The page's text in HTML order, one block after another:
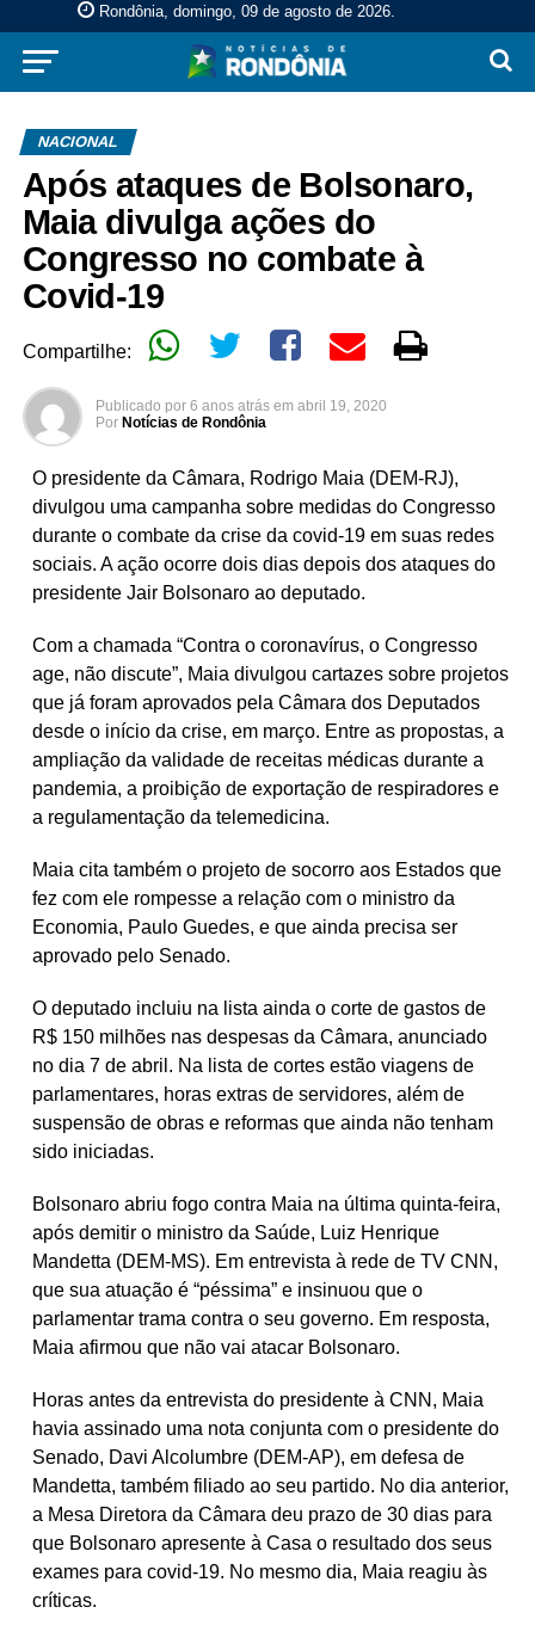
Rondônia, domingo, 09 de agosto de 2026.
NACIONAL
Após ataques de Bolsonaro,
Maia divulga ações do
Congresso no combate à
Covid-19
Compartilhe:
Publicado por 6 anos atrás em abril 19, 2020
Por Notícias de Rondônia
O presidente da Câmara, Rodrigo Maia (DEM-RJ),
divulgou uma campanha sobre medidas do Congresso
durante o combate da crise da covid-19 em suas redes
sociais. A ação ocorre dois dias depois dos ataques do
presidente Jair Bolsonaro ao deputado.
Com a chamada “Contra o coronavírus, o Congresso
age, não discute”, Maia divulgou cartazes sobre projetos
que já foram aprovados pela Câmara dos Deputados
desde o início da crise, em março. Entre as propostas, a
ampliação da validade de receitas médicas durante a
pandemia, a proibição de exportação de respiradores e
a regulamentação da telemedicina.
Maia cita também o projeto de socorro aos Estados que
fez com ele rompesse a relação com o ministro da
Economia, Paulo Guedes, e que ainda precisa ser
aprovado pelo Senado.
O deputado incluiu na lista ainda o corte de gastos de
R$ 150 milhões nas despesas da Câmara, anunciado
no dia 7 de abril. Na lista de cortes estão viagens de
parlamentares, horas extras de servidores, além de
suspensão de obras e reformas que ainda não tenham
sido iniciadas.
Bolsonaro abriu fogo contra Maia na última quinta-feira,
após demitir o ministro da Saúde, Luiz Henrique
Mandetta (DEM-MS). Em entrevista à rede de TV CNN,
que sua atuação é “péssima” e insinuou que o
parlamentar trama contra o seu governo. Em resposta,
Maia afirmou que não vai atacar Bolsonaro.
Horas antes da entrevista do presidente à CNN, Maia
havia assinado uma nota conjunta com o presidente do
Senado, Davi Alcolumbre (DEM-AP), em defesa de
Mandetta, também filiado ao seu partido. No dia anterior,
a Mesa Diretora da Câmara deu prazo de 30 dias para
que Bolsonaro apresente à Casa o resultado dos seus
exames para covid-19. No mesmo dia, Maia reagiu às
críticas.